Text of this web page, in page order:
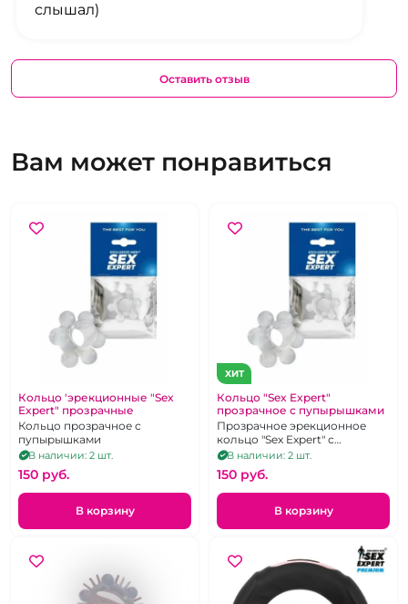
слышал)
Оставить отзыв
Вам может понравиться
Кольцо 'эрекционные "Sex
Expert" прозрачные
Кольцо прозрачное с
пупырышками
В наличии: 2 шт.
150 pуб.
В корзину
ХИТ
Кольцо "Sex Expert"
прозрачное с пупырышками
Прозрачное эрекционное
кольцо "Sex Expert" с
пупырыками
В наличии: 2 шт.
150 pуб.
В корзину